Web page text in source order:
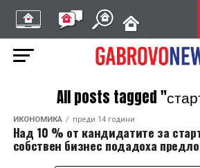
All posts tagged
ИКОНОМИКА преди 14 години
Над 10 % от кандидатите за
собствен бизнес подадоха